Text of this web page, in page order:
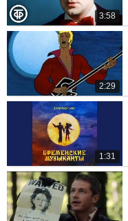
3:58
2:29
1:31